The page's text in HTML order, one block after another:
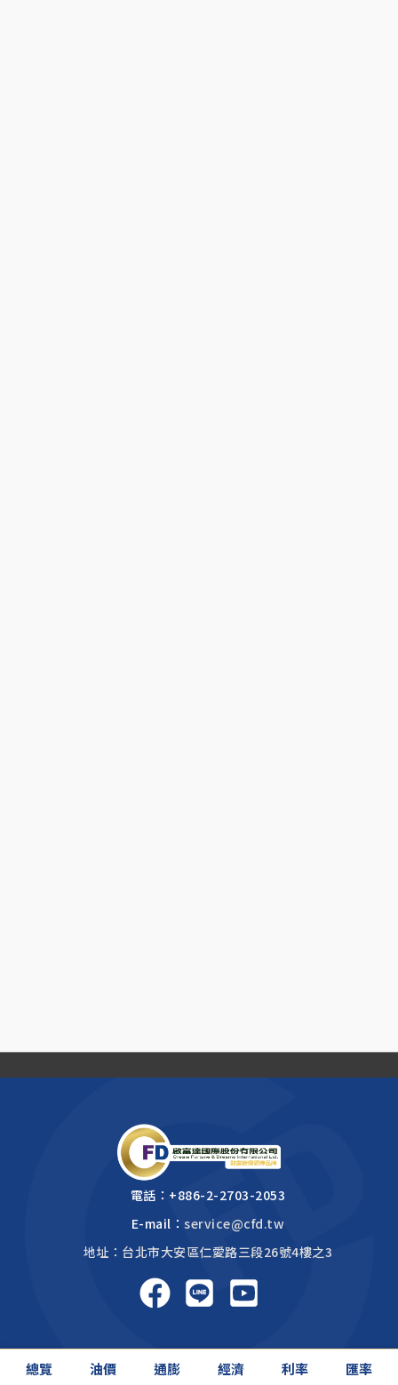
總覽 油價 通膨 經濟 利率 匯率
電話： +886-2-2703-2053
E-mail：service@cfd.tw
地址：台北市大安區仁愛路三段26號4樓之3
啟富達國際 2026 © All rights reserved.
網頁設計公司
: 振作國際